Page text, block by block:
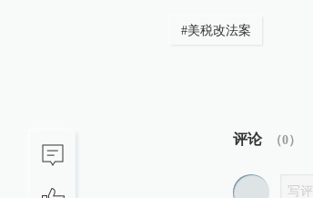
#美税改法案
评论 （0）